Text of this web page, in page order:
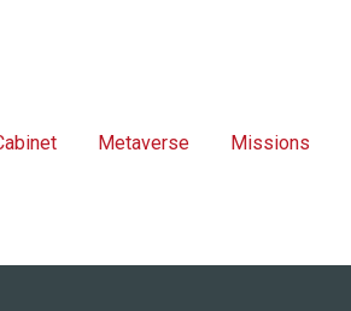
Metaverse Missions